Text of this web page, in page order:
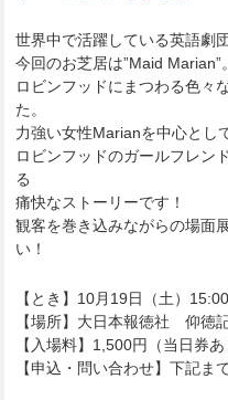
世界中で活躍している英語劇
今回のお芝居は”Maid Marian”。
ロビンフッドにまつわる色々
た。
力強い女性Marianを中心とし
ロビンフッドのガールフレン
る
痛快なストーリーです！
観客を巻き込みながらの場面
い！
【とき】10月19日（土）
【場所】大日本報徳社 仰徳
【入場料】1,500円（当日券あ
【申込・問い合わせ】下記ま